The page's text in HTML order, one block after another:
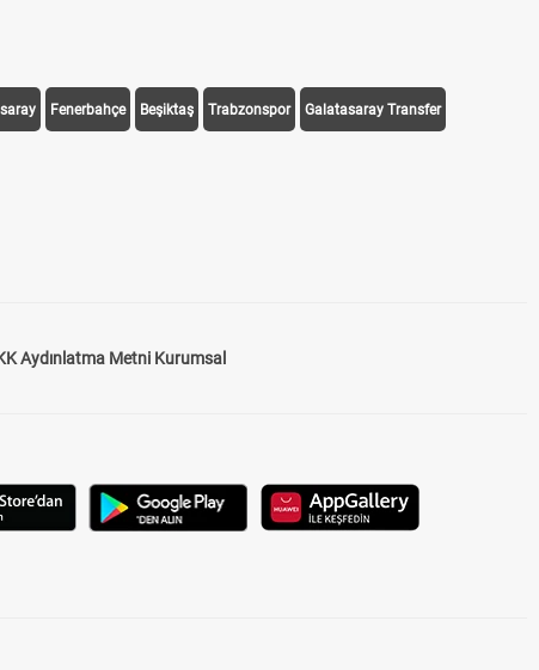
Fenerbahçe Beşiktaş Trabzonspor Galatasaray Transfer
Aydınlatma Metni Kurumsal